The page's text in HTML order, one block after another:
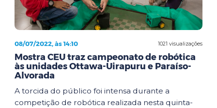
1021 visualizações
08/07/2022, às 14:10
Mostra CEU traz campeonato de robótica
às unidades Ottawa-Uirapuru e Paraíso-
Alvorada
A torcida do público foi intensa durante a
competição de robótica realizada nesta quinta-